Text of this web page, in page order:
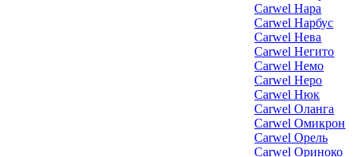
Carwel Нара
Carwel Нарбус
Carwel Нева
Carwel Негито
Carwel Немо
Carwel Неро
Carwel Нюк
Carwel Оланга
Carwel Омикрон
Carwel Орель
Carwel Ориноко